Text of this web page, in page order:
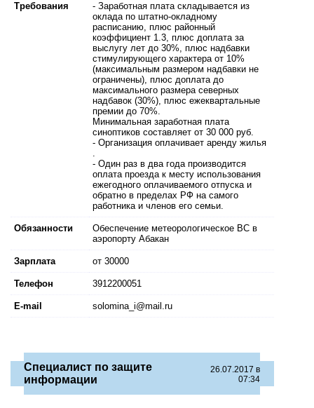
Требования
- Заработная плата складывается из
оклада по штатно-окладному
расписанию, плюс районный
коэффициент 1.3, плюс доплата за
выслугу лет до 30%, плюс надбавки
стимулирующего характера от 10%
(максимальным размером надбавки не
ограничены), плюс доплата до
максимального размера северных
надбавок (30%), плюс ежеквартальные
премии до 70%.
Минимальная заработная плата
синоптиков составляет от 30 000 руб.
- Организация оплачивает аренду жилья
.
- Один раз в два года производится
оплата проезда к месту использования
ежегодного оплачиваемого отпуска и
обратно в пределах РФ на самого
работника и членов его семьи.
Обязанности
Обеспечение метеорологическое ВС в
аэропорту Абакан
Зарплата от 30000
Телефон 3912200051
E-mail solomina_i@mail.ru
Специалист по защите
информации
26.07.2017 в
07:34